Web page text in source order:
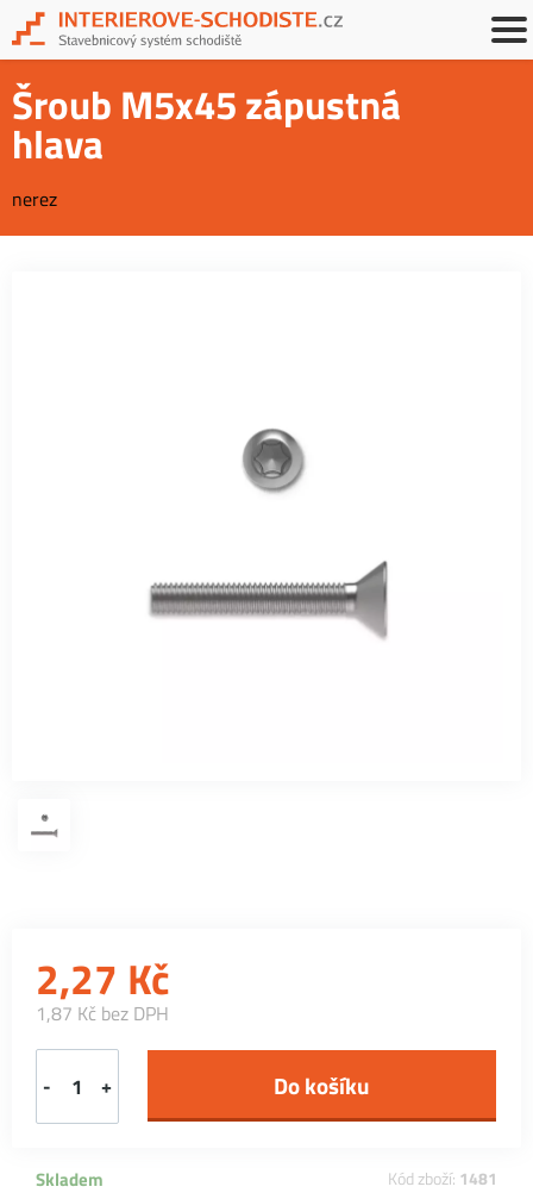
Šroub M5x45 zápustná
hlava
nerez
2,27 Kč
1,87 Kč bez DPH
- +
Skladem Kód zboží: 1481